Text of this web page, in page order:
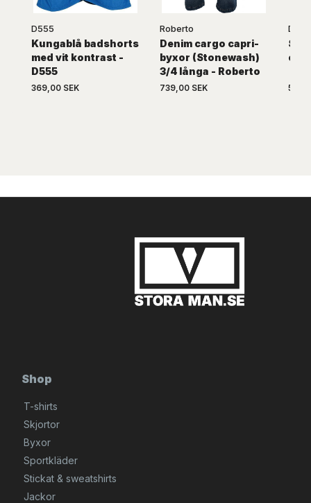
D555
Kungablå badshorts
med vit kontrast -
D555
369,00 SEK
Roberto
Denim cargo capri-
byxor (Stonewash)
3/4 långa - Roberto
739,00 SEK
D555
Shop
T-shirts
Skjortor
Byxor
Sportkläder
Stickat & sweatshirts
Jackor